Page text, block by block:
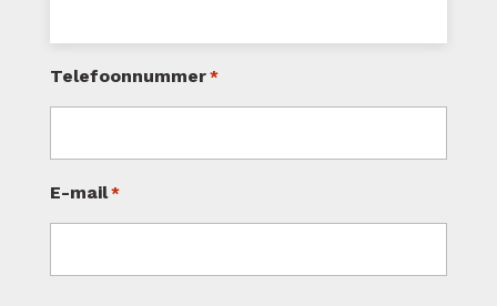
Telefoonnummer *
E-mail *